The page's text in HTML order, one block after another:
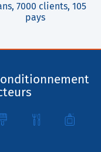
7000 clients, 105
pays